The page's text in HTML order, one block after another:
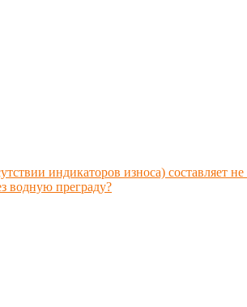
индикаторов износа) составляет не
водную преграду?